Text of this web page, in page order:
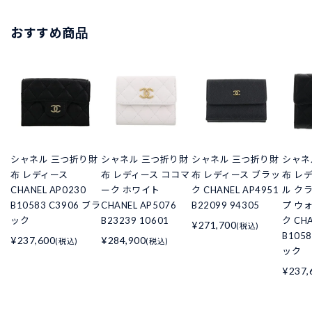
おすすめ商品
シャネル 三つ折り財
布 レディース
CHANEL AP0230
B10583 C3906 ブラ
ック
¥237,600(税込)
シャネル 三つ折り財
布 レディース ココマ
ーク ホワイト
CHANEL AP5076
B23239 10601
¥284,900(税込)
シャネル 三つ折り財
布 レディース ブラッ
ク CHANEL AP4951
B22099 94305
¥271,700(税込)
シャ
布 レ
ル ク
プ ウ
ク
ック